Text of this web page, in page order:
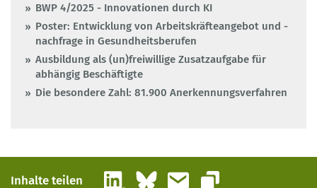
BWP 4/2025 - Innovationen durch KI
Poster: Entwicklung von Arbeitskräfteangebot und -
nachfrage in Gesundheitsberufen
Ausbildung als (un)freiwillige Zusatzaufgabe für
abhängig Beschäftigte
Die besondere Zahl: 81.900 Anerkennungsverfahren
Inhalte teilen LinkedInBlueskyE-Mail